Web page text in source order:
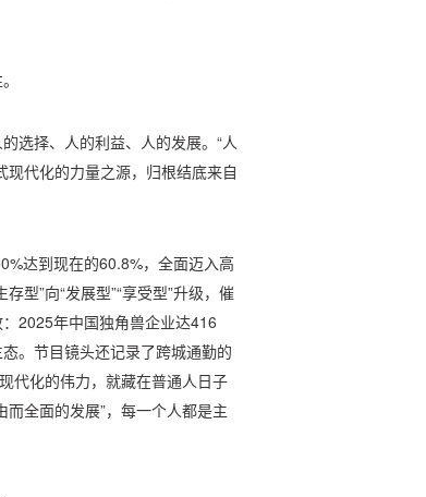
选择、人的利益、人的发展。“人
代化的力量之源，归根结底来自
达到现在的60.8%，全面迈入高
型”向“发展型”“享受型”升级，催
2025年中国独角兽企业达416
。节目镜头还记录了跨城通勤的
代化的伟力，就藏在普通人日子
全面的发展”，每一个人都是主